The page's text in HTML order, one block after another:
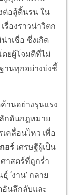
ต่อสู้ดิ้นรน ใน
รื่องราวน่าวิตก
าเชื่อ ซึ่งเกิด
ยผู้โจมตีที่ไม่
านทุกอย่างบ่งชี้
านอย่างรุนแรง
กดันกฎหมาย
คลื่อนไหว เพื่อ
อร์ เศรษฐีผู้เป็น
าสตร์ที่ถูกร่ำ
‘งาน’ กลาย
อันลึกลับและ